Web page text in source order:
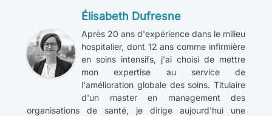
Élisabeth Dufresne
Après 20 ans d'expérience dans le milieu
hospitalier, dont 12 ans comme infirmière
en soins intensifs, j'ai choisi de mettre
mon expertise au service de
l'amélioration globale des soins. Titulaire
d'un master en management des
organisations de santé, je dirige aujourd'hui une